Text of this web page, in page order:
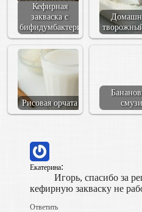
Кефирная
закваска с
бифидумбактерином
Рисовая орчата
смузи
Екатерина:
Игорь, спасибо за
кефирную закваску не
Ответить